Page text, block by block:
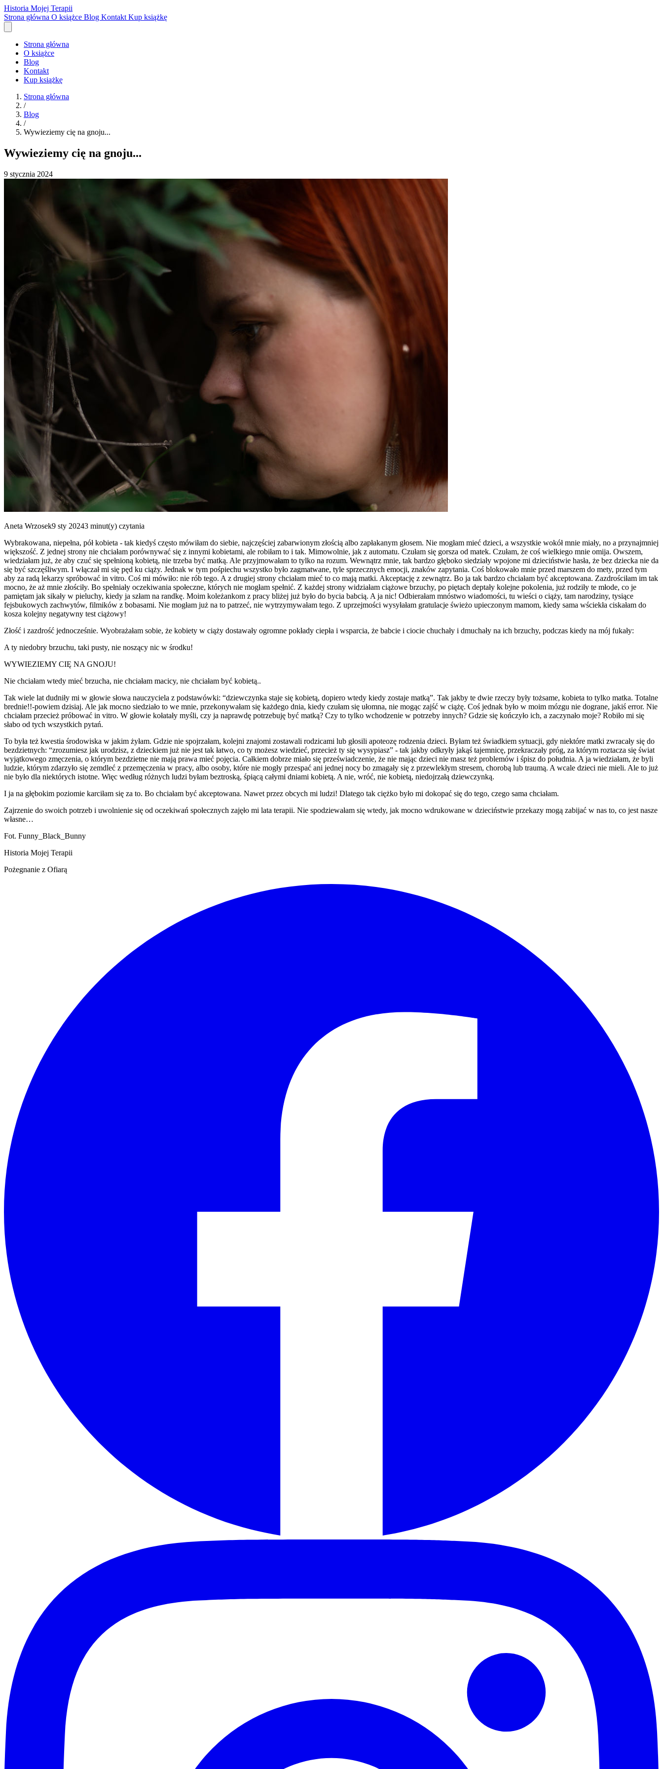
Historia Mojej Terapii
Strona główna O książce Blog Kontakt Kup książkę
Strona główna
O książce
Blog
Kontakt
Kup książkę
Strona główna
/
Blog
/
Wywieziemy cię na gnoju...
Wywieziemy cię na gnoju...
9 stycznia 2024
Aneta Wrzosek9 sty 20243 minut(y) czytania
Wybrakowana, niepełna, pół kobieta - tak kiedyś często mówiłam do siebie, najczęściej zabarwionym złością albo zapłakanym głosem. Nie mogłam mieć dzieci, a wszystkie wokół mnie miały, no a przynajmniej
większość. Z jednej strony nie chciałam porównywać się z innymi kobietami, ale robiłam to i tak. Mimowolnie, jak z automatu. Czułam się gorsza od matek. Czułam, że coś wielkiego mnie omija. Owszem,
wiedziałam już, że aby czuć się spełnioną kobietą, nie trzeba być matką. Ale przyjmowałam to tylko na rozum. Wewnątrz mnie, tak bardzo głęboko siedziały wpojone mi dzieciństwie hasła, że bez dziecka nie da
się być szczęśliwym. I włączał mi się pęd ku ciąży. Jednak w tym pośpiechu wszystko było zagmatwane, tyle sprzecznych emocji, znaków zapytania. Coś blokowało mnie przed marszem do mety, przed tym
aby za radą lekarzy spróbować in vitro. Coś mi mówiło: nie rób tego. A z drugiej strony chciałam mieć to co mają matki. Akceptację z zewnątrz. Bo ja tak bardzo chciałam być akceptowana. Zazdrościłam im tak
mocno, że aż mnie złościły. Bo spełniały oczekiwania społeczne, których nie mogłam spełnić. Z każdej strony widziałam ciążowe brzuchy, po piętach deptały kolejne pokolenia, już rodziły te młode, co je
pamiętam jak sikały w pieluchy, kiedy ja szłam na randkę. Moim koleżankom z pracy bliżej już było do bycia babcią. A ja nic! Odbierałam mnóstwo wiadomości, tu wieści o ciąży, tam narodziny, tysiące
fejsbukowych zachwytów, filmików z bobasami. Nie mogłam już na to patrzeć, nie wytrzymywałam tego. Z uprzejmości wysyłałam gratulacje świeżo upieczonym mamom, kiedy sama wściekła ciskałam do
kosza kolejny negatywny test ciążowy!
Złość i zazdrość jednocześnie. Wyobrażałam sobie, że kobiety w ciąży dostawały ogromne pokłady ciepła i wsparcia, że babcie i ciocie chuchały i dmuchały na ich brzuchy, podczas kiedy na mój fukały:
A ty niedobry brzuchu, taki pusty, nie noszący nic w środku!
WYWIEZIEMY CIĘ NA GNOJU!
Nie chciałam wtedy mieć brzucha, nie chciałam macicy, nie chciałam być kobietą..
Tak wiele lat dudniły mi w głowie słowa nauczyciela z podstawówki: “dziewczynka staje się kobietą, dopiero wtedy kiedy zostaje matką”. Tak jakby te dwie rzeczy były tożsame, kobieta to tylko matka. Totalne
brednie!!-powiem dzisiaj. Ale jak mocno siedziało to we mnie, przekonywałam się każdego dnia, kiedy czułam się ułomna, nie mogąc zajść w ciążę. Coś jednak było w moim mózgu nie dograne, jakiś error. Nie
chciałam przecież próbować in vitro. W głowie kołatały myśli, czy ja naprawdę potrzebuję być matką? Czy to tylko wchodzenie w potrzeby innych? Gdzie się kończyło ich, a zaczynało moje? Robiło mi się
słabo od tych wszystkich pytań.
To była też kwestia środowiska w jakim żyłam. Gdzie nie spojrzałam, kolejni znajomi zostawali rodzicami lub głosili apoteozę rodzenia dzieci. Byłam też świadkiem sytuacji, gdy niektóre matki zwracały się do
bezdzietnych: “zrozumiesz jak urodzisz, z dzieckiem już nie jest tak łatwo, co ty możesz wiedzieć, przecież ty się wysypiasz” - tak jakby odkryły jakąś tajemnicę, przekraczały próg, za którym roztacza się świat
wyjątkowego zmęczenia, o którym bezdzietne nie mają prawa mieć pojęcia. Całkiem dobrze miało się przeświadczenie, że nie mając dzieci nie masz też problemów i śpisz do południa. A ja wiedziałam, że byli
ludzie, którym zdarzyło się zemdleć z przemęczenia w pracy, albo osoby, które nie mogły przespać ani jednej nocy bo zmagały się z przewlekłym stresem, chorobą lub traumą. A wcale dzieci nie mieli. Ale to już
nie było dla niektórych istotne. Więc według różnych ludzi byłam beztroską, śpiącą całymi dniami kobietą. A nie, wróć, nie kobietą, niedojrzałą dziewczynką.
I ja na głębokim poziomie karciłam się za to. Bo chciałam być akceptowana. Nawet przez obcych mi ludzi! Dlatego tak ciężko było mi dokopać się do tego, czego sama chciałam.
Zajrzenie do swoich potrzeb i uwolnienie się od oczekiwań społecznych zajęło mi lata terapii. Nie spodziewałam się wtedy, jak mocno wdrukowane w dzieciństwie przekazy mogą zabijać w nas to, co jest nasze
własne…
Fot. Funny_Black_Bunny
Historia Mojej Terapii
Pożegnanie z Ofiarą